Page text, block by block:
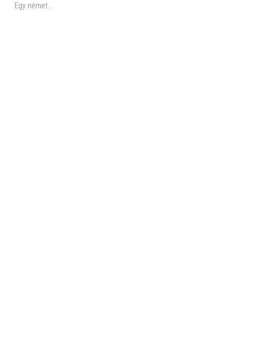
Egy német...